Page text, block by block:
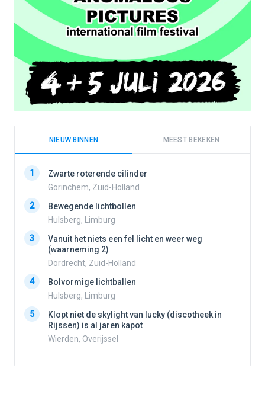
NIEUW BINNEN MEEST BEKEKEN
1
Zwarte roterende cilinder
Gorinchem, Zuid-Holland
2
Bewegende lichtbollen
Hulsberg, Limburg
3
Vanuit het niets een fel licht en weer weg
(waarneming 2)
Dordrecht, Zuid-Holland
4
Bolvormige lichtballen
Hulsberg, Limburg
5
Klopt niet de skylight van lucky (discotheek in
Rijssen) is al jaren kapot
Wierden, Overijssel